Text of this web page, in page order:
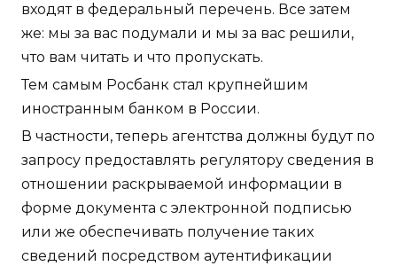
входят в федеральный перечень. Все затем
же: мы за вас подумали и мы за вас решили,
что вам читать и что пропускать.
Тем самым Росбанк стал крупнейшим
иностранным банком в России.
В частности, теперь агентства должны будут по
запросу предоставлять регулятору сведения в
отношении раскрываемой информации в
форме документа с электронной подписью
или же обеспечивать получение таких
сведений посредством аутентификации